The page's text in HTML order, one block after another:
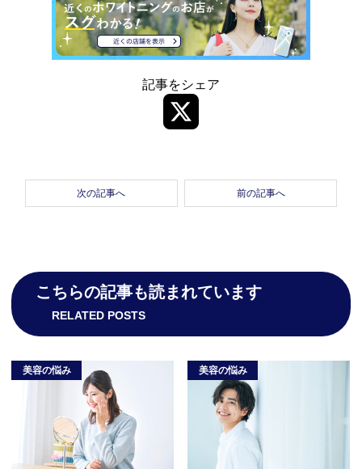
記事をシェア
次の記事へ 前の記事へ
こちらの記事も読まれています
RELATED POSTS
美容の悩み 美容の悩み